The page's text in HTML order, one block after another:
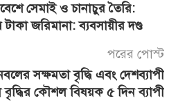
সেমাই ও চানাচুর তৈরি:
জরিমানা: ব্যবসায়ীর দণ্ড
পরের পোস্ট
সক্ষমতা বৃদ্ধি এবং দেশব্যাপী
কৌশল বিষয়ক ৫ দিন ব্যাপী